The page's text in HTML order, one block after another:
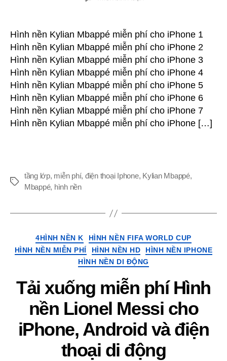
miễn
phí
Hình
nền
Kylian
Mbappé
cho
iPhone,
Android
động
Hình nền Kylian Mbappé miễn phí cho iPhone 1
Hình nền Kylian Mbappé miễn phí cho iPhone 2
Hình nền Kylian Mbappé miễn phí cho iPhone 3
Hình nền Kylian Mbappé miễn phí cho iPhone 4
Hình nền Kylian Mbappé miễn phí cho iPhone 5
Hình nền Kylian Mbappé miễn phí cho iPhone 6
Hình nền Kylian Mbappé miễn phí cho iPhone 7
Hình nền Kylian Mbappé miễn phí cho iPhone […]
Thẻ
tầng lớp, miễn phí, điện thoại Iphone, Kylian Mbappé,
Mbappé, hình nền
Thể
loại
4HÌNH NỀN K
HÌNH NỀN FIFA WORLD CUP
HÌNH NỀN MIỄN PHÍ
HÌNH NỀN HD
HÌNH NỀN IPHONE
HÌNH NỀN DI ĐỘNG
Tải xuống miễn phí Hình
nền Lionel Messi cho
iPhone, Android và điện
thoại di động